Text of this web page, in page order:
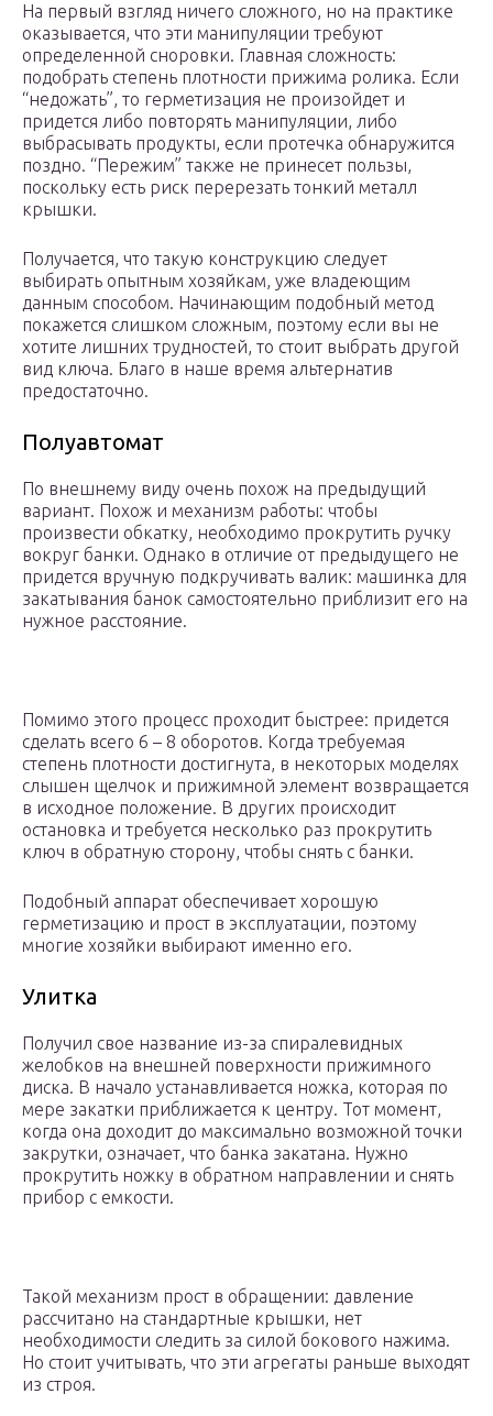
На первый взгляд ничего сложного, но на практике
оказывается, что эти манипуляции требуют
определенной сноровки. Главная сложность:
подобрать степень плотности прижима ролика. Если
“недожать”, то герметизация не произойдет и
придется либо повторять манипуляции, либо
выбрасывать продукты, если протечка обнаружится
поздно. “Пережим” также не принесет пользы,
поскольку есть риск перерезать тонкий металл
крышки.
Получается, что такую конструкцию следует
выбирать опытным хозяйкам, уже владеющим
данным способом. Начинающим подобный метод
покажется слишком сложным, поэтому если вы не
хотите лишних трудностей, то стоит выбрать другой
вид ключа. Благо в наше время альтернатив
предостаточно.
Полуавтомат
По внешнему виду очень похож на предыдущий
вариант. Похож и механизм работы: чтобы
произвести обкатку, необходимо прокрутить ручку
вокруг банки. Однако в отличие от предыдущего не
придется вручную подкручивать валик: машинка для
закатывания банок самостоятельно приблизит его на
нужное расстояние.
Помимо этого процесс проходит быстрее: придется
сделать всего 6 – 8 оборотов. Когда требуемая
степень плотности достигнута, в некоторых моделях
слышен щелчок и прижимной элемент возвращается
в исходное положение. В других происходит
остановка и требуется несколько раз прокрутить
ключ в обратную сторону, чтобы снять с банки.
Подобный аппарат обеспечивает хорошую
герметизацию и прост в эксплуатации, поэтому
многие хозяйки выбирают именно его.
Улитка
Получил свое название из-за спиралевидных
желобков на внешней поверхности прижимного
диска. В начало устанавливается ножка, которая по
мере закатки приближается к центру. Тот момент,
когда она доходит до максимально возможной точки
закрутки, означает, что банка закатана. Нужно
прокрутить ножку в обратном направлении и снять
прибор с емкости.
Такой механизм прост в обращении: давление
рассчитано на стандартные крышки, нет
необходимости следить за силой бокового нажима.
Но стоит учитывать, что эти агрегаты раньше выходят
из строя.